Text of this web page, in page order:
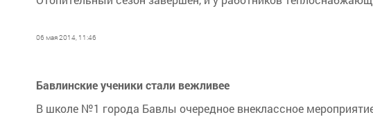
06 мая 2014, 11:46
Бавлинские ученики стали вежливее
В школе №1 города Бавлы очередное внеклассное